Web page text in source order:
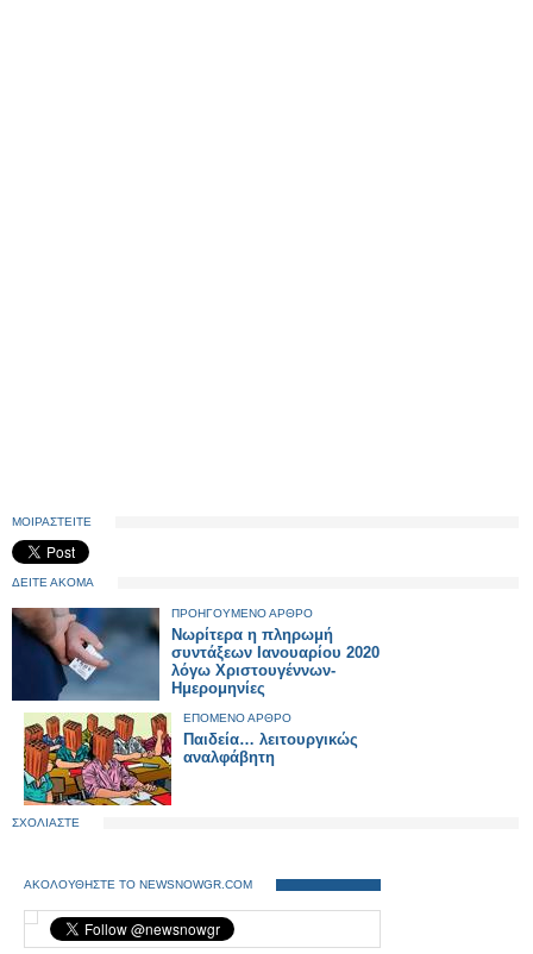
ΜΟΙΡΑΣΤΕΙΤΕ
ΔΕΙΤΕ ΑΚΟΜΑ
ΠΡΟΗΓΟΥΜΕΝΟ ΑΡΘΡΟ
Νωρίτερα η πληρωμή
συντάξεων Ιανουαρίου 2020
λόγω Χριστουγέννων-
Ημερομηνίες
ΕΠΟΜΕΝΟ ΑΡΘΡΟ
Παιδεία… λειτουργικώς
αναλφάβητη
ΣΧΟΛΙΑΣΤΕ
ΑΚΟΛΟΥΘΗΣΤΕ ΤΟ NEWSNOWGR.COM